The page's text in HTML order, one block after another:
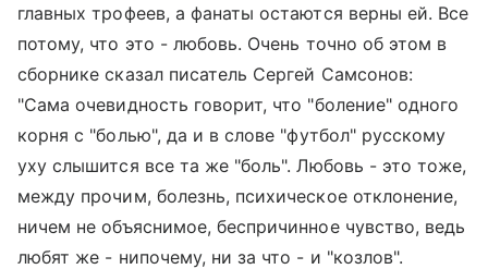
главных трофеев, а фанаты остаются верны ей. Все
потому, что это - любовь. Очень точно об этом в
сборнике сказал писатель Сергей Самсонов:
"Сама очевидность говорит, что "боление" одного
корня с "болью", да и в слове "футбол" русскому
уху слышится все та же "боль". Любовь - это тоже,
между прочим, болезнь, психическое отклонение,
ничем не объяснимое, беспричинное чувство, ведь
любят же - нипочему, ни за что - и "козлов".